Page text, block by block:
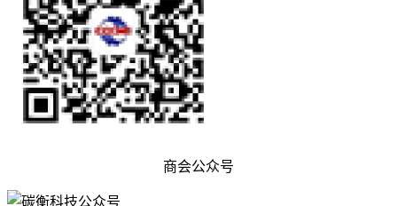
商会公众号